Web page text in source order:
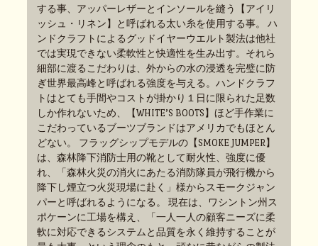
する事、アッパーレザーとインソールを縫う【アイリ
ッシュ・リネン】と呼ばれる太い糸を使用する事。 ハ
ンドクラフトによるグッドイヤーウエルト製法は他社
では実現できない柔軟性と快適性を生み出す。それら
細部に渡るこだわりは、外からの水の浸透を完璧に防
ぎ世界最高峰と呼ばれる強度を与える。ハンドクラフ
トはとても手間やコストが掛かり１日に限られた足数
しか作れないため、【WHITE’S BOOTS】ほど手作業に
こだわっているブーツブランドはアメリカでもほとん
どない。 フラッグシップモデルの【SMOKE JUMPER】
は、森林降下消防士用の靴として耐火性、強度に優
れ、「森林火災の消火にあたる消防隊員が飛行機から
降下し煙立つ火災現場に赴く」様からスモークジャン
パーと呼ばれるようになる。 現在は、ワシントン州ス
ポケーンに工場を構え、「一人一人の顧客ニーズに柔
軟に対応できるシステムと品質を永く維持することが